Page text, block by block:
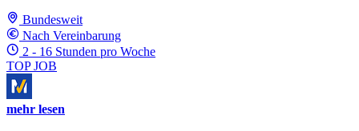
Bundesweit
Nach Vereinbarung
2 - 16 Stunden pro Woche
TOP JOB
mehr lesen